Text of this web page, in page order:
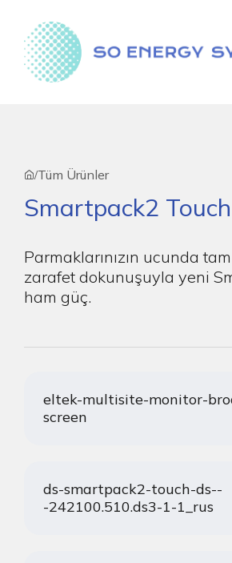
/Tüm Ürünler
Smartpack2 Touch
Parmaklarınızın ucunda
zarafet dokunuşuyla yeni
ham güç.
eltek-multisite-monitor-
screen
ds-smartpack2-touch-ds--
-242100.510.ds3-1-1_rus